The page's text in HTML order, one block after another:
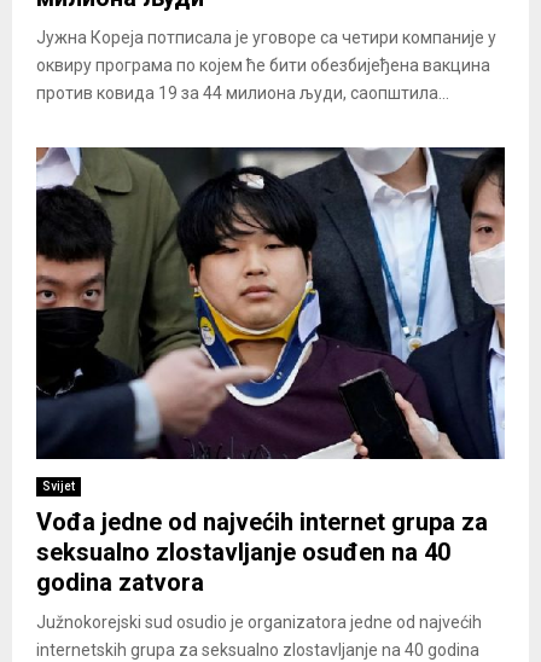
Јужна Кореја потписала је уговоре са четири компаније у
оквиру програма по којем ће бити обезбијеђена вакцина
против ковида 19 за 44 милиона људи, саопштила...
Svijet
Vođa jedne od najvećih internet grupa za
seksualno zlostavljanje osuđen na 40
godina zatvora
Južnokorejski sud osudio je organizatora jedne od najvećih
internetskih grupa za seksualno zlostavljanje na 40 godina